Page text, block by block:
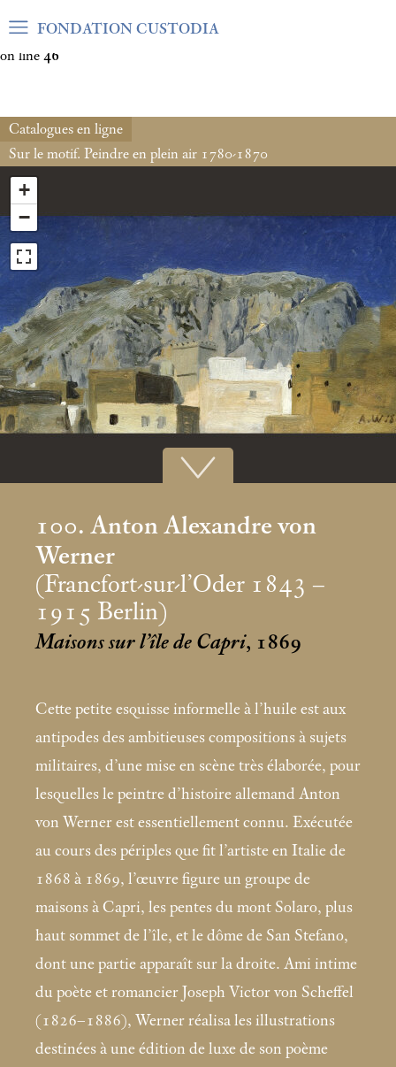
Warning: Undefined array key "var_mode" in
on line 46
FONDATION CUSTODIA
Catalogues en ligne
Sur le motif. Peindre en plein air 1780-1870
+
−
100. Anton Alexandre von
Werner
(Francfort-sur-l’Oder 1843 –
1915 Berlin)
Maisons sur l’île de Capri, 1869
Cette petite esquisse informelle à l’huile est aux
antipodes des ambitieuses compositions à sujets
militaires, d’une mise en scène très élaborée, pour
lesquelles le peintre d’histoire allemand Anton
von Werner est essentiellement connu. Exécutée
au cours des périples que fit l’artiste en Italie de
1868 à 1869, l’œuvre figure un groupe de
maisons à Capri, les pentes du mont Solaro, plus
haut sommet de l’île, et le dôme de San Stefano,
dont une partie apparaît sur la droite. Ami intime
du poète et romancier Joseph Victor von Scheffel
(1826–1886), Werner réalisa les illustrations
destinées à une édition de luxe de son poème